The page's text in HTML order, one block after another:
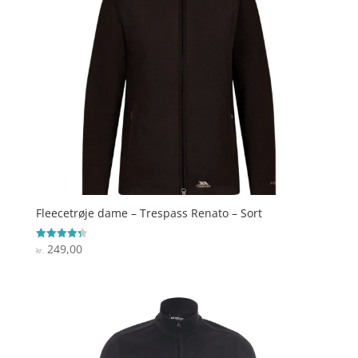
Fleecetrøje dame – Trespass Renato – Sort
Vurderet
4.3
kr.249,00